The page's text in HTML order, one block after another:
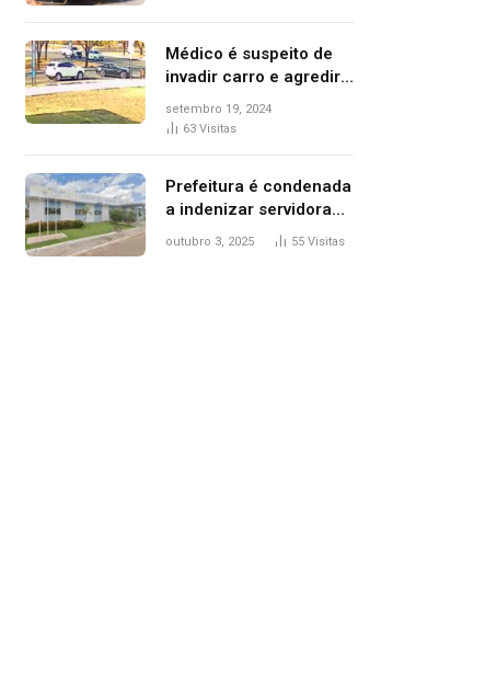
Médico é suspeito de
invadir carro e agredir
delegado aposentado
durante confusão no
setembro 19, 2024
63 Visitas
Prefeitura é condenada
a indenizar servidora
temporária demitida
outubro 3, 2025 55 Visitas